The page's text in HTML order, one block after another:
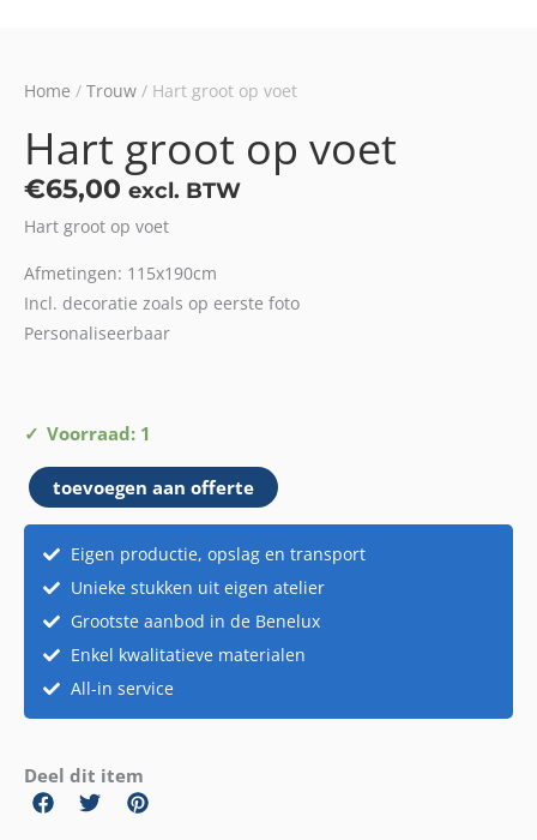
Home / Trouw / Hart groot op voet
Hart groot op voet
€65,00 excl. BTW
Hart groot op voet
Afmetingen: 115x190cm
Incl. decoratie zoals op eerste foto
Personaliseerbaar
Voorraad: 1
Hart
groot
op
voet
aantal
toevoegen aan offerte
Eigen productie, opslag en transport
Unieke stukken uit eigen atelier
Grootste aanbod in de Benelux
Enkel kwalitatieve materialen
All-in service
Deel dit item